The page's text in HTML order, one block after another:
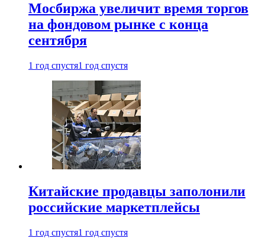
Мосбиржа увеличит время торгов
на фондовом рынке с конца
сентября
1 год спустя1 год спустя
Китайские продавцы заполонили
российские маркетплейсы
1 год спустя1 год спустя